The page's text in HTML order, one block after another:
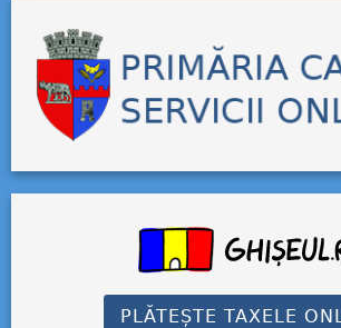
PLĂTEȘTE TAXELE